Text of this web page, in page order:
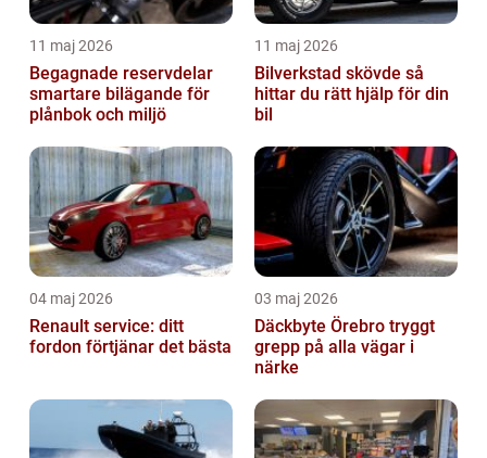
11 maj 2026
Begagnade reservdelar
smartare bilägande för
plånbok och miljö
11 maj 2026
Bilverkstad skövde så
hittar du rätt hjälp för din
bil
04 maj 2026
Renault service: ditt
fordon förtjänar det bästa
03 maj 2026
Däckbyte Örebro tryggt
grepp på alla vägar i
närke